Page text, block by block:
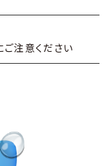
注意ください